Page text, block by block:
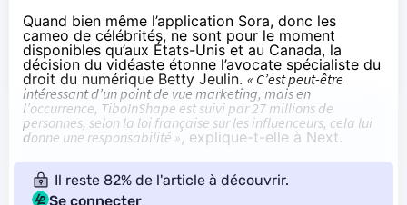
Quand bien même l’application Sora, donc les
cameo de célébrités, ne sont pour le moment
disponibles qu’aux États-Unis et au Canada, la
décision du vidéaste étonne l’avocate spécialiste du
droit du numérique Betty Jeulin. « C’est peut-être
intéressant d’un point de vue marketing, mais en
l’occurrence, TiboInShape est suivi par 27 millions de
personnes, selon la loi française sur les influenceurs, cela lui
donne une responsabilité », explique-t-elle à Next.
Il reste 82% de l'article à découvrir.
Se connecter